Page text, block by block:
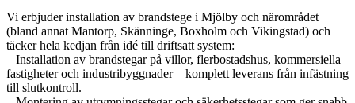
Vi erbjuder installation av brandstege i Mjölby och närområdet
(bland annat Mantorp, Skänninge, Boxholm och Vikingstad) och
täcker hela kedjan från idé till driftsatt system:
– Installation av brandstegar på villor, flerbostadshus, kommersiella
fastigheter och industribyggnader – komplett leverans från infästning
till slutkontroll.